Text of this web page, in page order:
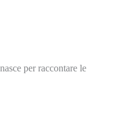
per raccontare le